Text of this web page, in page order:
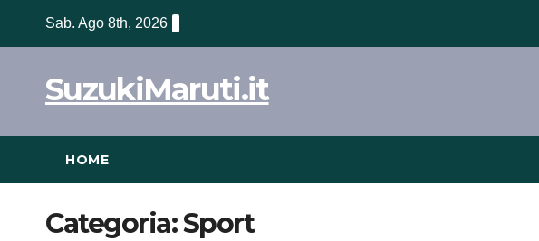
Sab. Ago 8th, 2026
SuzukiMaruti.it
HOME
Categoria:Sport